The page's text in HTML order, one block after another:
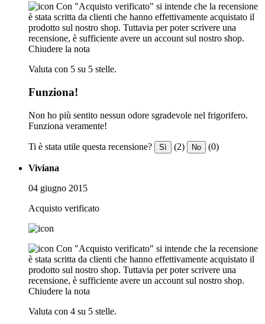
Con "Acquisto verificato" si intende che la recensione
è stata scritta da clienti che hanno effettivamente acquistato il
prodotto sul nostro shop. Tuttavia per poter scrivere una
recensione, è sufficiente avere un account sul nostro shop.
Chiudere la nota
Valuta con 5 su 5 stelle.
Funziona!
Non ho più sentito nessun odore sgradevole nel frigorifero.
Funziona veramente!
Ti è stata utile questa recensione? Sì (2) No (0)
Viviana
04 giugno 2015
Acquisto verificato
Con "Acquisto verificato" si intende che la recensione
è stata scritta da clienti che hanno effettivamente acquistato il
prodotto sul nostro shop. Tuttavia per poter scrivere una
recensione, è sufficiente avere un account sul nostro shop.
Chiudere la nota
Valuta con 4 su 5 stelle.